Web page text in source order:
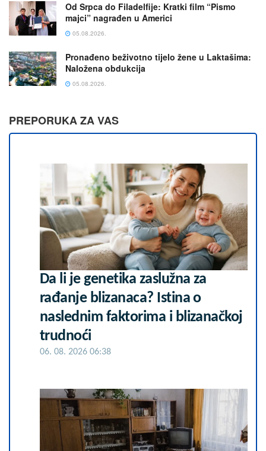
Od Srpca do Filadelfije: Kratki film “Pismo
majci” nagrađen u Americi
05.08.2026.
Pronađeno beživotno tijelo žene u Laktašima:
Naložena obdukcija
05.08.2026.
PREPORUKA ZA VAS
Da li je genetika zaslužna za
rađanje blizanaca? Istina o
naslednim faktorima i blizanačkoj
trudnoći
06. 08. 2026 06:38